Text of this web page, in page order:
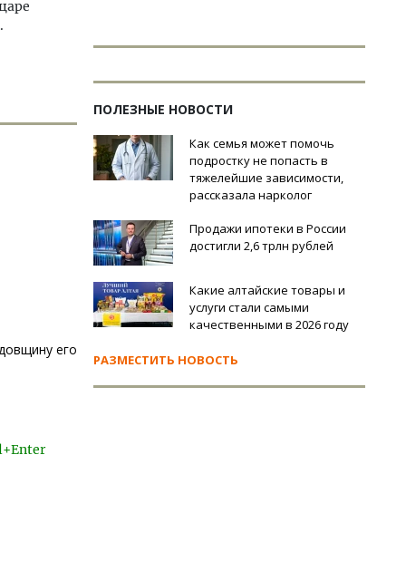
его
ПОЛЕЗНЫЕ НОВОСТИ
Как семья может помочь
подростку не попасть в
тяжелейшие зависимости,
рассказала нарколог
Продажи ипотеки в России
достигли 2,6 трлн рублей
Какие алтайские товары и
услуги стали самыми
качественными в 2026 году
РАЗМЕСТИТЬ НОВОСТЬ